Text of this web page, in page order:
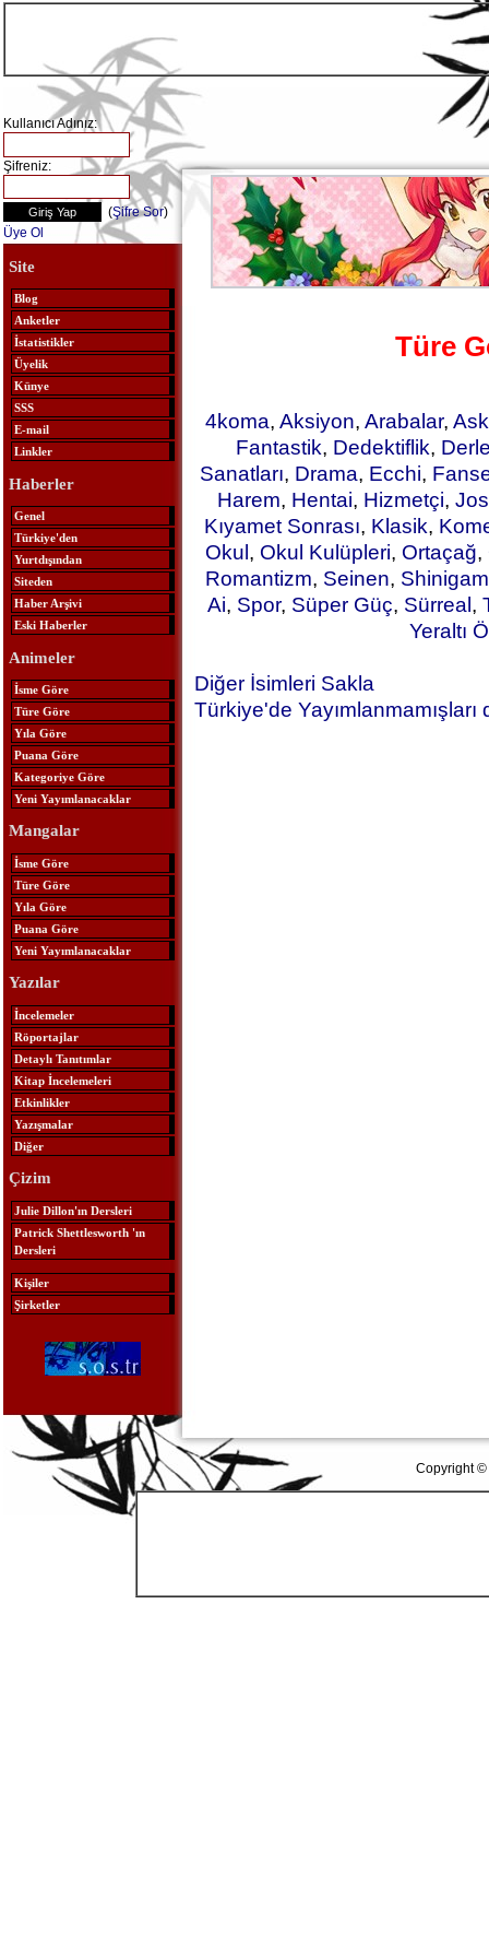
Kullanıcı Adınız:
Şifreniz:
(Şifre Sor)
Üye Ol
Site
Blog
Anketler
İstatistikler
Üyelik
Künye
SSS
E-mail
Linkler
Haberler
Genel
Türkiye'den
Yurtdışından
Siteden
Haber Arşivi
Eski Haberler
Animeler
İsme Göre
Türe Göre
Yıla Göre
Puana Göre
Kategoriye Göre
Yeni Yayımlanacaklar
Mangalar
İsme Göre
Türe Göre
Yıla Göre
Puana Göre
Yeni Yayımlanacaklar
Yazılar
İncelemeler
Röportajlar
Detaylı Tanıtımlar
Kitap İncelemeleri
Etkinlikler
Yazışmalar
Diğer
Çizim
Julie Dillon'ın Dersleri
Patrick Shettlesworth 'ın
Dersleri
Kişiler
Şirketler
Türe
4koma, Aksiyon, Arabalar,
Fantastik, Dedektiflik,
Sanatları, Drama, Ecchi,
Harem, Hentai, Hizmetçi,
Kıyamet Sonrası, Klasik,
Okul , Okul Kulüpleri, Ortaçağ,
Romantizm, Seinen,
Ai, Spor, Süper Güç, Sürreal ,
Yeraltı
Diğer İsimleri Sakla
Türkiye'de Yayımlanmamışları
Copyright ©